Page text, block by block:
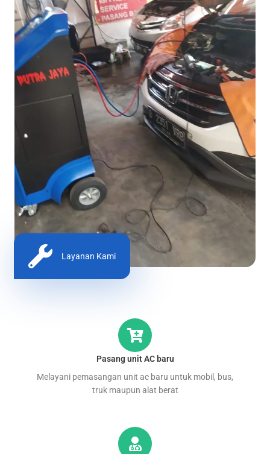
Layanan Kami
Pasang unit AC baru
Melayani pemasangan unit ac baru untuk mobil, bus,
truk maupun alat berat